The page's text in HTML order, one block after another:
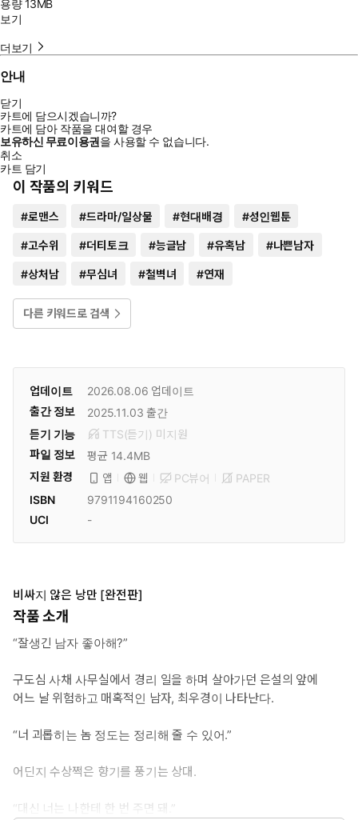
용량13MB
보기
더보기
안내
닫기
카트에 담으시겠습니까?
카트에 담아 작품을 대여할 경우
보유하신 무료이용권을 사용할 수 없습니다.
취소
카트 담기
이 작품의 키워드
#로맨스 #드라마/일상물 #현대배경 #성인웹툰
#고수위 #더티토크 #능글남 #유혹남 #나쁜남자
#상처남 #무심녀 #철벽녀 #연재
다른 키워드로 검색
업데이트 2026.08.06 업데이트
출간 정보
2025.11.03 출간
듣기 기능
TTS(듣기) 미 지원
파일 정보
평균 14.4MB
지원 환경
앱 웹 PC뷰어
PAPER
ISBN
9791194160250
UCI
-
비싸지 않은 낭만 [완전판]
작품 소개
“잘생긴 남자 좋아해?”
구도심 사채 사무실에서 경리 일을 하며 살아가던 은설의 앞에
어느 날 위험하고 매혹적인 남자, 최우경이 나타난다.
“너 괴롭히는 놈 정도는 정리해 줄 수 있어.”
어딘지 수상쩍은 향기를 풍기는 상대.
“대신 너는 나한테 한 번 주면 돼.”